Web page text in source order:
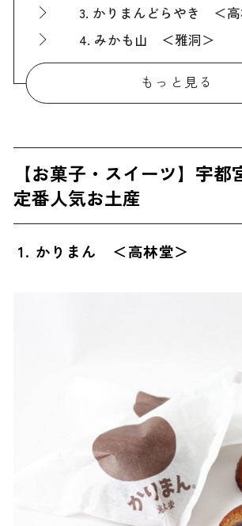
3. かりまんどらやき ＜高
4. みかも山 ＜雅洞＞
5. 冷凍生餃子 ＜宇都宮み
7. 宮のたれ ＜ステーキ宮
【雑貨】宇都宮のおすすめ定番
9. 黄ぶなグッズ ＜ふくべ
10. 宮染め
14. 餃子像最中 ＜桝金＞
もっと見る
【お菓子・スイーツ】宇都
定番人気お土産
1. かりまん ＜高林堂＞